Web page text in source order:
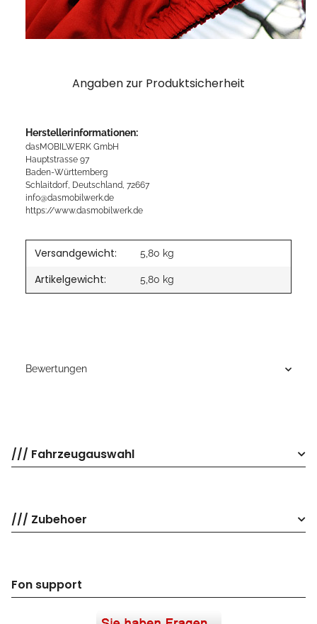
Angaben zur Produktsicherheit
Herstellerinformationen:
dasMOBILWERK GmbH
Hauptstrasse 97
Baden-Württemberg
Schlaitdorf, Deutschland, 72667
info@dasmobilwerk.de
https://www.dasmobilwerk.de
Versandgewicht: 5,80 kg
Artikelgewicht: 5,80 kg
Bewertungen
/// Fahrzeugauswahl
/// Zubehoer
Fon support